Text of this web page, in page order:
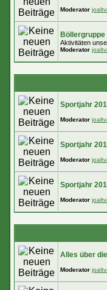
Moderator
Böllergruppe
Aktivitäten
Moderator
Sportjahr
Moderator
Sportjahr
Moderator
Sportjahr
Moderator
Alles über
Moderator